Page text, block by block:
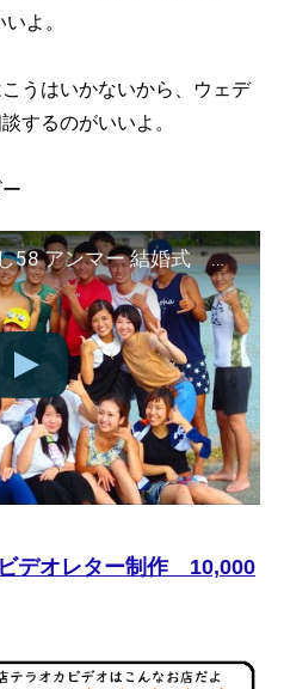
よ。
うはいかないから、ウェデ
するのがいいよ。
【新郎新婦へ】かりゆし58 アンマー 結婚式 サプライズムービー(余興)
デオレター制作 10,000